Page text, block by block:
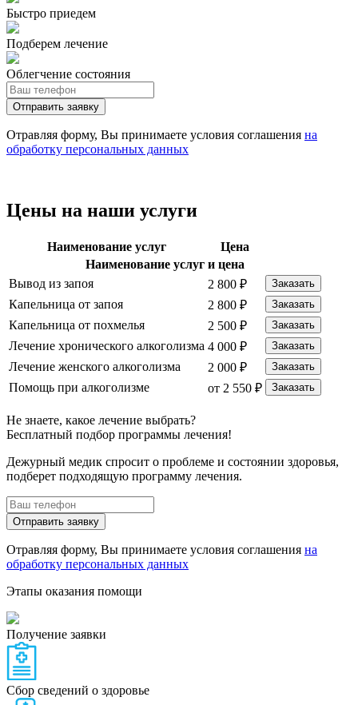
Быстро приедем
Подберем лечение
Облегчение состояния
Отправить заявку
Отравляя форму, Вы принимаете условия соглашения на
обработку персональных данных
Цены на наши услуги
Наименование услуг
Цена
Наименование услуг и цена
Вывод из запоя
2 800 ₽ Заказать
Капельница от запоя 2 800 ₽ Заказать
Капельница от похмелья 2 500 ₽ Заказать
Лечение хронического алкоголизма 4 000 ₽ Заказать
Лечение женского алкоголизма 2 000 ₽ Заказать
Помощь при алкоголизме от 2 550 ₽ Заказать
Не знаете, какое лечение выбрать?
Бесплатный подбор программы лечения!
Дежурный медик спросит о проблеме и состоянии здоровья,
подберет подходящую программу лечения.
Отправить заявку
Отравляя форму, Вы принимаете условия соглашения на
обработку персональных данных
Этапы оказания помощи
Получение заявки
Сбор сведений о здоровье